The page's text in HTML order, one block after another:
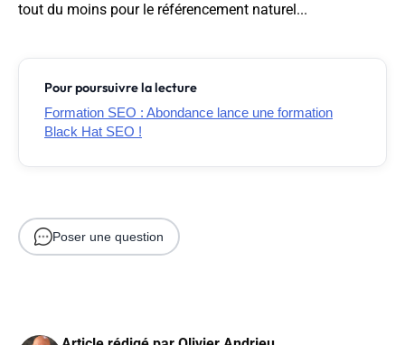
tout du moins pour le référencement naturel...
Pour poursuivre la lecture
Formation SEO : Abondance lance une formation
Black Hat SEO !
Poser une question